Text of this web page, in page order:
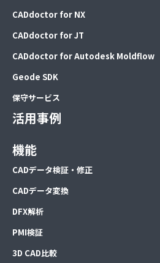
CADdoctor for NX
CADdoctor for JT
CADdoctor for Autodesk Moldflow
Geode SDK
保守サービス
活用事例
機能
CADデータ検証・修正
CADデータ変換
DFX解析
PMI検証
3D CAD比較